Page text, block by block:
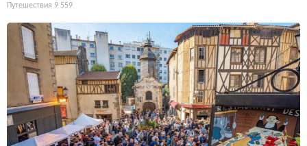
Путешествия 9 559